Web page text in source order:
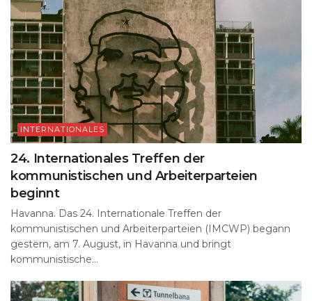
INTERNATIONALES
24. Internationales Treffen der
kommunistischen und Arbeiterparteien
beginnt
Havanna. Das 24. Internationale Treffen der
kommunistischen und Arbeiterparteien (IMCWP) begann
gestern, am 7. August, in Havanna und bringt
kommunistische...